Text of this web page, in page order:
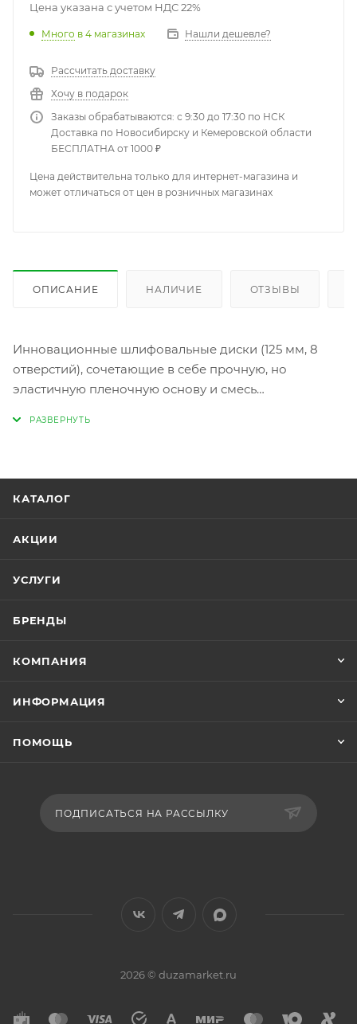
Цена указана с учетом НДС 22%
Много в 4 магазинах Нашли дешевле?
Рассчитать доставку
Хочу в подарок
Заказы обрабатываются: с 9:30 до 17:30 по НСК
Доставка по Новосибирску и Кемеровской области
БЕСПЛАТНА от 1000 ₽
Цена действительна только для интернет-магазина и
может отличаться от цен в розничных магазинах
ОПИСАНИЕ НАЛИЧИЕ ОТЗЫВЫ
Инновационные шлифовальные диски (125 мм, 8
отверстий), сочетающие в себе прочную, но
эластичную пленочную основу и смесь
КАТАЛОГ
АКЦИИ
УСЛУГИ
БРЕНДЫ
КОМПАНИЯ
ИНФОРМАЦИЯ
ПОМОЩЬ
ПОДПИСАТЬСЯ НА РАССЫЛКУ
2026 © duzamarket.ru